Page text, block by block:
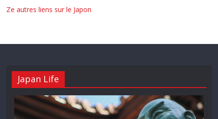
Ze autres liens sur le Japon
Japan Life